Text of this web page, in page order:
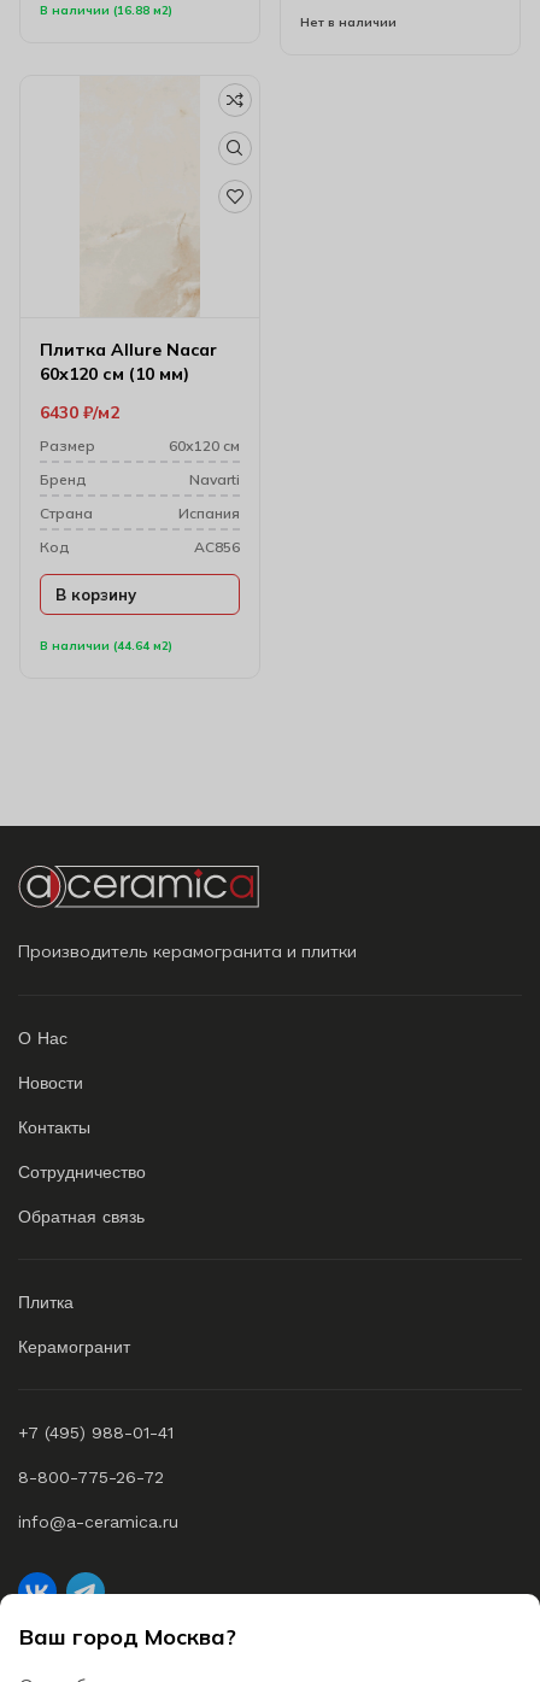
Ваш город Москва?
В наличии (16.88 м2)
Нет в наличии
Плитка Allure Nacar
60х120 см (10 мм)
В наличии (44.64 м2)
6430 ₽ м2
Размер
60х120 см
Бренд
Navarti
Cтрана
Испания
Код
AC856
В корзину
Производитель керамогранита и плитки
О Нас
Новости
Контакты
Сотрудничество
Обратная связь
Плитка
Керамогранит
+7 (495) 988-01-41
8-800-775-26-72
info@a-ceramica.ru